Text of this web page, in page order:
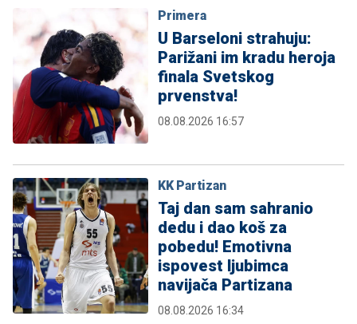
Primera
U Barseloni strahuju:
Parižani im kradu heroja
finala Svetskog
prvenstva!
08.08.2026 16:57
KK Partizan
Taj dan sam sahranio
dedu i dao koš za
pobedu! Emotivna
ispovest ljubimca
navijača Partizana
08.08.2026 16:34